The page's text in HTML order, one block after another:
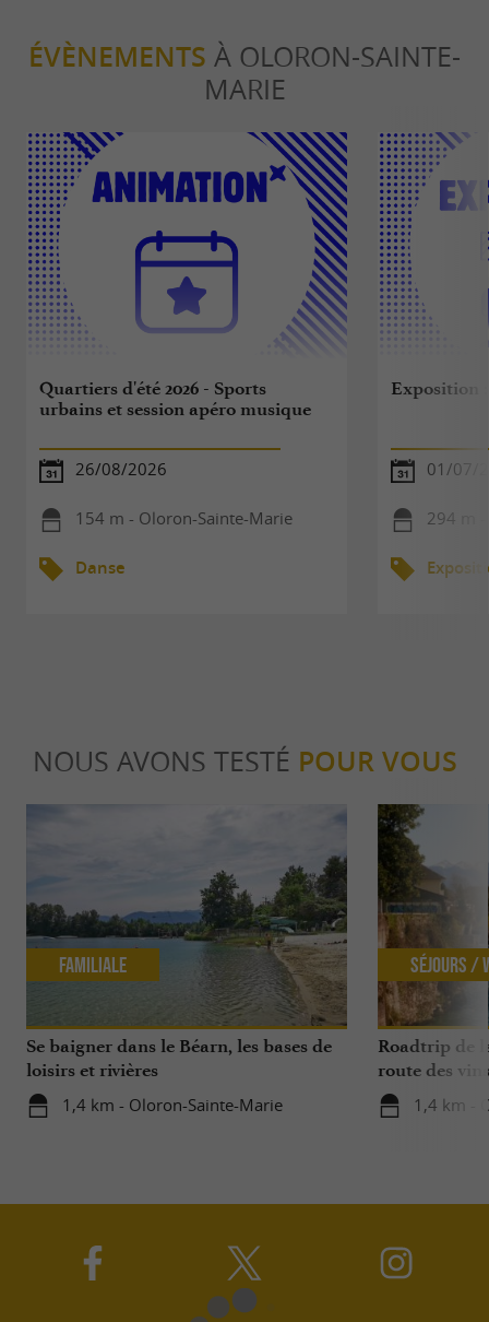
ÉVÈNEMENTS À OLORON-SAINTE-
MARIE
Quartiers d'été 2026 - Sports
urbains et session apéro musique
26/08/2026
154 m - Oloron-Sainte-Marie
Danse
Exposition
01/07/
294 m
NOUS AVONS TESTÉ POUR VOUS
Se baigner dans le Béarn, les bases de
loisirs et rivières
1,4 km - Oloron-Sainte-Marie
Familiale
Roadtrip de
route des
1,4 km -
Séjours /